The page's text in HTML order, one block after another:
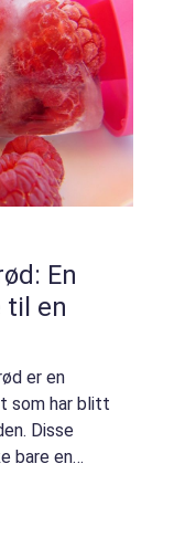
En
til en
er en
som har blitt
Disse
bare en